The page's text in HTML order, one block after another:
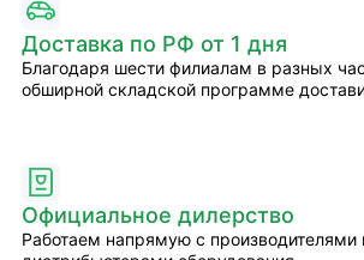
Доставка по РФ от 1 дня
Благодаря шести филиалам в разных
обширной складской программе
Официальное дилерство
Работаем напрямую с